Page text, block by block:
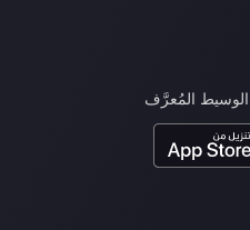
الوسيط المُعرَّف